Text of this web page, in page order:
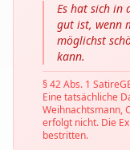
Es hat sich in
gut ist, wenn
möglichst
kann.
§ 42 Abs. 1
Eine tatsächliche
Weihnachtsmann,
erfolgt nicht. Die
bestritten.